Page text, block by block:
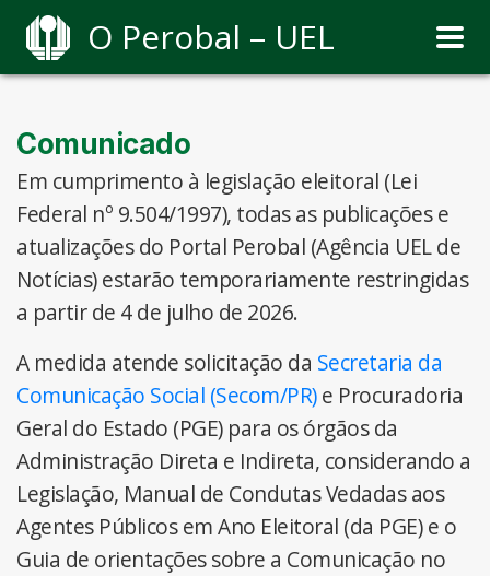
O Perobal – UEL
Comunicado
Em cumprimento à legislação eleitoral (Lei
Federal nº 9.504/1997), todas as publicações e
atualizações do Portal Perobal (Agência UEL de
Notícias) estarão temporariamente restringidas
a partir de 4 de julho de 2026.
A medida atende solicitação da Secretaria da
Comunicação Social (Secom/PR)e Procuradoria
Geral do Estado (PGE) para os órgãos da
Administração Direta e Indireta, considerando a
Legislação, Manual de Condutas Vedadas aos
Agentes Públicos em Ano Eleitoral (da PGE) e o
Guia de orientações sobre a Comunicação no